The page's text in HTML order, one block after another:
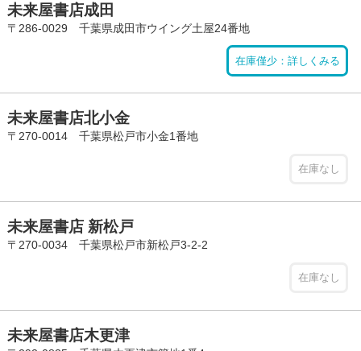
未来屋書店成田
〒286-0029 千葉県成田市ウイング土屋24番地
在庫僅少：詳しくみる
未来屋書店北小金
〒270-0014 千葉県松戸市小金1番地
在庫なし
未来屋書店 新松戸
〒270-0034 千葉県松戸市新松戸3-2-2
在庫なし
未来屋書店木更津